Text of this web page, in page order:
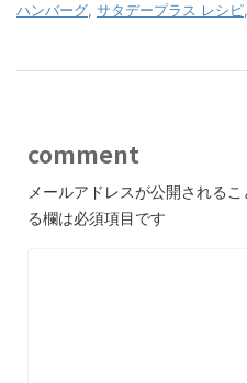
ハンバーグ サタデープラス レシピ
comment
メールアドレスが公開されるこ
る欄は必須項目です